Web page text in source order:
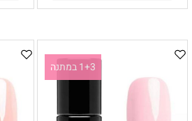
1+3 במתנה